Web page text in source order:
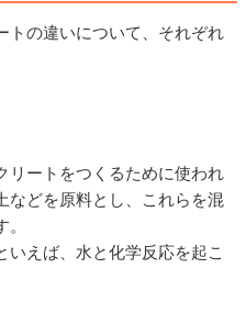
トの違いについて、それぞれ
リートをつくるために使われ
などを原料とし、これらを混
いえば、水と化学反応を起こ